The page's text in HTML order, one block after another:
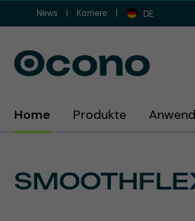
Hauptinhalt springen
Zur Suche springen
Zur Hauptnavigation springen
News Karriere DE
Home Produkte